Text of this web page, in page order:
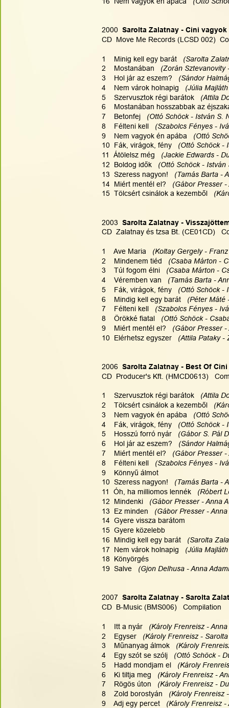
2000
Sarolta Zalatnay - Cini vagyok
CD  Move Me Records (LCSD 002)
1    Minig kell egy barát
(Sarolta
2    Mostanában
(Zorán Sztevanovity
3    Hol jár az eszem? (Sándor
4    Nem várok holnapig (Júlia
5    Szervusztok régi barátok
(Attila
6    Mostanában hosszabbak az
7    Betonfej (Ottó Schöck - István S.
8    Félteni kell (Szabolcs Fényes -
9    Nem vagyok én apába
(Ottó
10  Fák, virágok, fény
(Ottó Schöck -
11  Átölelsz még
(Jackie Edwards -
12  Boldog idők
(Ottó Schöck - István
13  Szeress nagyon! (Tamás Barta -
14  Miért mentél el?
(Gábor Presser
15  Tölcsért csinálok a kezemből
2003
Sarolta Zalatnay -
CD  Zalatnay és tzsa Bt. (CE01CD)
1    Ave Maria
(Koltay Gergely -
2    Mindenem tiéd (Csaba Márton -
3    Túl fogom élni (Csaba Márton -
4    Véremben van (Tamás Barta -
5    Fák, virágok, fény (Ottó Schöck -
6    Mindig kell egy barát (Péter Máté
7    Félteni kell (Szabolcs Fényes -
8    Örökké fiatal
(Ottó Schöck -
9    Miért mentél el?
(Gábor Presser -
10  Elérhetsz egyszer
(Attila Pataky -
2006
  Sarolta Zalatnay - Best Of Cini
CD  Producer's Kft. (HMCD0613)
1    Szervusztok régi barátok
(Attila
2    Tölcsért csinálok a kezemből
3    Nem vagyok én apába
(Ottó
4    Fák, virágok, fény
(Ottó Schöck -
5    Hosszú forró nyár (Gábor S. Pál
6    Hol jár az eszem?
(Sándor
7    Miért mentél el?
(Gábor Presser -
8    Félteni kell (Szabolcs Fényes -
9    Könnyű álmot
10  Szeress nagyon!
(Tamás Barta -
11  Óh, ha milliomos lennék
(Róbert
12  Mindenki
(Gábor Presser - Anna
13  Ez minden
(Gábor Presser -
14  Gyere vissza barátom
15  Gyere közelebb
16  Mindig kell egy barát
(Sarolta
17  Nem várok holnapig (Júlia
18  Könyörgés
19  Salve (Gjon Delhusa - Anna
2007
Sarolta Zalatnay - Sarolta
CD  B-Music (BMS006)   Compilation
1    Itt a nyár (Károly Frenreisz -
2    Egyser (Károly Frenreisz -
3    Műnanyag álmok
(Károly
4    Egy szót se szólj (Ottó Schöck -
5    Hadd mondjam el (Károly
6    Ki tiltja meg
(Károly Frenreisz -
7    Rögös úton (Károly Frenreisz -
8    Zold borostyán
(Károly Frenreisz
9    Adj egy percet (Károly Frenreisz -